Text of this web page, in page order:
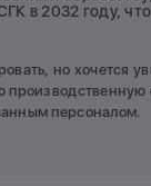
в 2032 году,
но хочется
персоналом.